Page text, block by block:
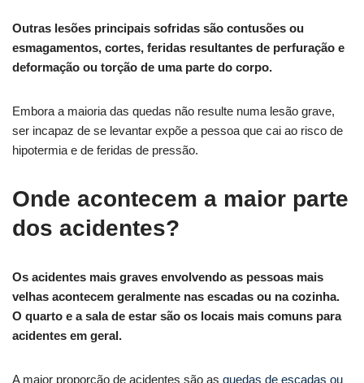
Outras lesões principais sofridas são contusões ou
esmagamentos, cortes, feridas resultantes de perfuração e
deformação ou torção de uma parte do corpo.
Embora a maioria das quedas não resulte numa lesão grave,
ser incapaz de se levantar expõe a pessoa que cai ao risco de
hipotermia e de feridas de pressão.
Onde acontecem a maior parte
dos acidentes?
Os acidentes mais graves envolvendo as pessoas mais
velhas acontecem geralmente nas escadas ou na cozinha.
O quarto e a sala de estar são os locais mais comuns para
acidentes em geral.
A maior proporção de acidentes são as quedas de escadas ou